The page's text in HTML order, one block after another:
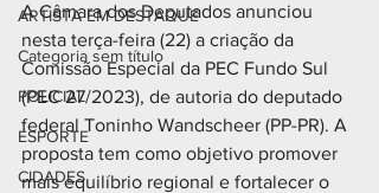
ARTISTA EM DESTAQUE
Categoria sem título
POLICIAL
ESPORTE
CIDADES
A Câmara dos Deputados anunciou
nesta terça-feira (22) a criação da
Comissão Especial da PEC Fundo Sul
(PEC 27/2023), de autoria do deputado
federal Toninho Wandscheer (PP-PR). A
proposta tem como objetivo promover
mais equilíbrio regional e fortalecer o